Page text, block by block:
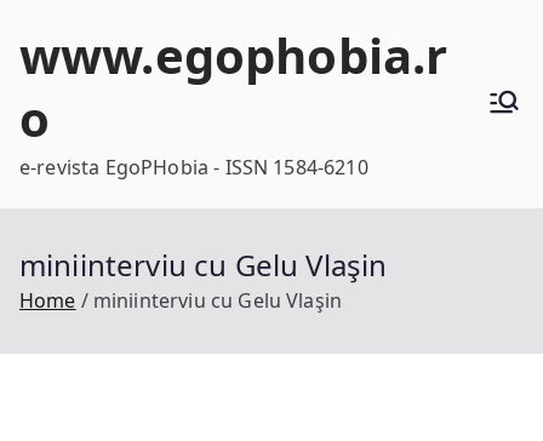
www.egophobia.r
o
e-revista EgoPHobia - ISSN 1584-6210
miniinterviu cu Gelu Vlaşin
Home miniinterviu cu Gelu Vlaşin